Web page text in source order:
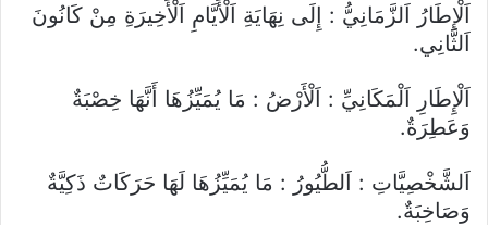
اَلْإِطَارُ اَلزَّمَانِيُّ : إِلَى نِهَايَةِ اَلْأَيَّامِ اَلْأَخِيرَةِ مِنْ كَانُونَ
اَلثَّانِي.
اَلْإِطَارِ اَلْمَكَانِيِّ : اَلْأَرْضُ : مَا يُمَيِّزُهَا أَنَّهَا خِصْبَةٌ
وَعَطِرَةٌ.
اَلشَّخْصِيَّاتِ : اَلطُّيُورُ : مَا يُمَيِّزُهَا لَهَا حَرَكَاتٌ ذَكِيَّةٌ
وَصَاخِبَةٌ.